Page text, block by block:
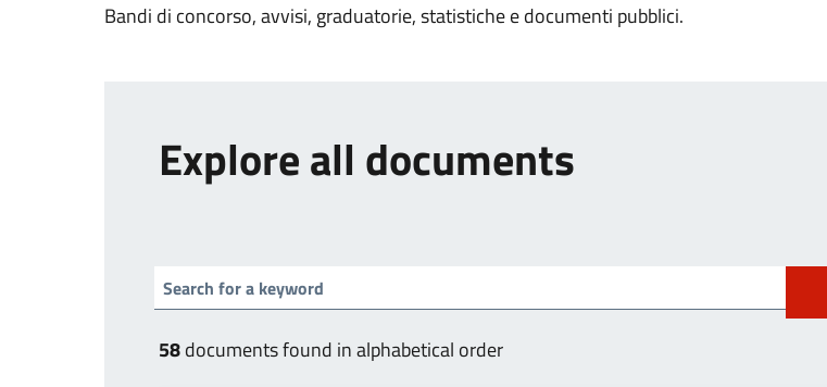
Bandi di concorso, avvisi, graduatorie, statistiche e documenti pubblici.
Explore all documents
58documents found in alphabetical order